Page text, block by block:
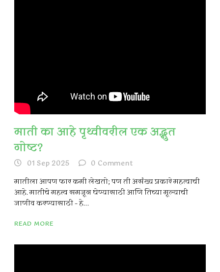
माती का आहे पृथ्वीवरील एक अद्भुत
गोष्ट?
01 Sep 2025 0 Comment
मातीला आपण फार कमी लेखतो; पण ती असंख्य प्रकारे महत्वाची
आहे. मातीचे महत्त्व समजून घेण्यासाठी आणि तिच्या मूल्याची
जाणीव करण्यासाठी – हे...
READ MORE